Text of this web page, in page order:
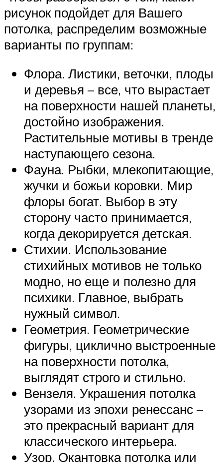
рисунок подойдет для Вашего
потолка, распределим возможные
варианты по группам:
Флора. Листики, веточки, плоды
и деревья – все, что вырастает
на поверхности нашей планеты,
достойно изображения.
Растительные мотивы в тренде
наступающего сезона.
Фауна. Рыбки, млекопитающие,
жучки и божьи коровки. Мир
флоры богат. Выбор в эту
сторону часто принимается,
когда декорируется детская.
Стихии. Использование
стихийных мотивов не только
модно, но еще и полезно для
психики. Главное, выбрать
нужный символ.
Геометрия. Геометрические
фигуры, циклично выстроенные
на поверхности потолка,
выглядят строго и стильно.
Вензеля. Украшения потолка
узорами из эпохи ренессанс –
это прекрасный вариант для
классического интерьера.
Узор. Окантовка потолка или